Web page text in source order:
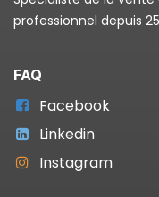
professionnel depuis
FAQ
Facebook
Linkedin
Instagram